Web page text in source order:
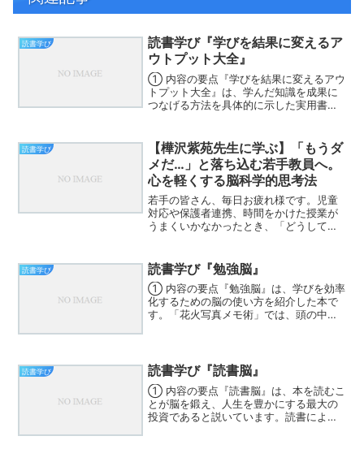
読書学び
読書学び『学びを結果に変えるア
ウトプット大全』
① 内容の要点『学びを結果に変えるアウ
トプット大全』は、学んだ知識を成果に
つなげる方法を具体的に示した実用書で
ットによって初めて知識は定着し、成果
や成長につながると説い...
読書学び
【樺沢紫苑先生に学ぶ】「もうダ
メだ…」と落ち込む若手教員へ。
心を軽くする脳科学的思考法
若手の皆さん、毎日お疲れ様です。児童
対応や保護者連携、時間をかけた授業が
うまくいかなかったとき、「どうして私
か？教師という仕事は責任感が強いほ
ど、自分の失敗を重く受け止...
読書学び 読書学び『勉強脳』
① 内容の要点『勉強脳』は、学びを効率
化するための脳の使い方を紹介した本で
す。「花火写真メモ術」では、頭の中に
しています。また、付箋...
読書学び 読書学び『読書脳』
① 内容の要点『読書脳』は、本を読むこ
とが脳を鍛え、人生を豊かにする最大の
投資であると説いています。読書によっ